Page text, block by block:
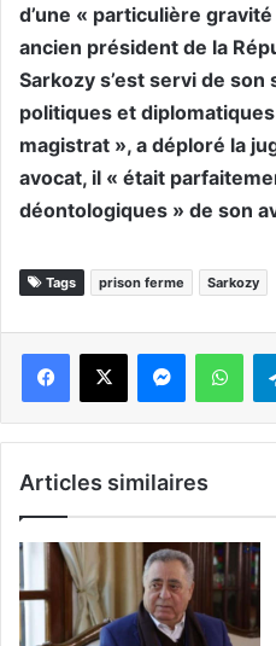
d’une « particulière
ancien président de la
Sarkozy s’est servi de
politiques et
magistrat », a déploré la
avocat, il « était
déontologiques » de son
Tags prison ferme Sarkozy
WhatsApp
Articles similaires